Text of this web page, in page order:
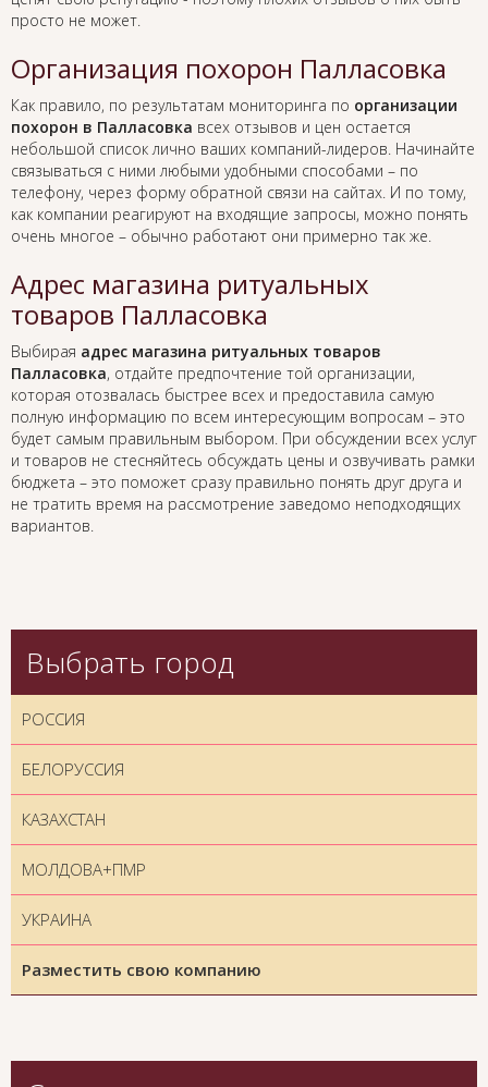
просто не может.
Организация похорон Палласовка
Как правило, по результатам мониторинга по организации
похорон в Палласовка всех отзывов и цен остается
небольшой список лично ваших компаний-лидеров. Начинайте
связываться с ними любыми удобными способами – по
телефону, через форму обратной связи на сайтах. И по тому,
как компании реагируют на входящие запросы, можно понять
очень многое – обычно работают они примерно так же.
Адрес магазина ритуальных
товаров Палласовка
Выбирая адрес магазина ритуальных товаров
Палласовка, отдайте предпочтение той организации,
которая отозвалась быстрее всех и предоставила самую
полную информацию по всем интересующим вопросам – это
будет самым правильным выбором. При обсуждении всех услуг
и товаров не стесняйтесь обсуждать цены и озвучивать рамки
бюджета – это поможет сразу правильно понять друг друга и
не тратить время на рассмотрение заведомо неподходящих
вариантов.
Выбрать город
РОССИЯ
БЕЛОРУССИЯ
КАЗАХСТАН
МОЛДОВА+ПМР
УКРАИНА
Разместить свою компанию